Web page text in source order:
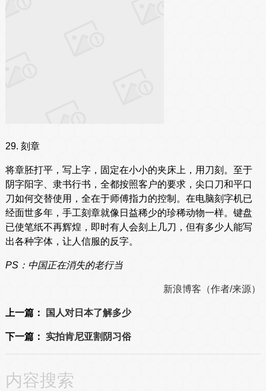
29. 刻章
将章胚打平，写上字，固定在小小的夹床上，用刀刻。至于
阴字阳字、隶书行书，全都按照客户的要求，尖口刀和平口
刀如何交替使用，全在于师傅指力的控制。在电脑刻字机已
经面世多年，手工刻章就像日益稀少的珍稀动物一样。键盘
已使笔纸不再辉煌，即时有人会刻上几刀，但有多少人能写
出各种字体，让人信服的反字。
PS：中国正在消失的老行当
新浪博客（作者/来源）
上一篇： 国人对日本了解多少
下一篇： 实拍肯尼亚割阴习俗
内容搜索